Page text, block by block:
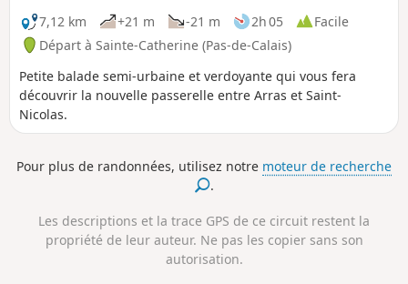
7,12 km
+21 m -21 m 2h 05
Facile
Départ à Sainte-Catherine (Pas-de-Calais)
Petite balade semi-urbaine et verdoyante qui vous fera
découvrir la nouvelle passerelle entre Arras et Saint-
Nicolas.
Pour plus de randonnées, utilisez notre moteur de recherche
.
Les descriptions et la trace GPS de ce circuit restent la
propriété de leur auteur. Ne pas les copier sans son
autorisation.